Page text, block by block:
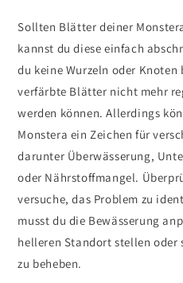
Sollten Blätter deiner
kannst du diese einfach
du keine Wurzeln oder
verfärbte Blätter nicht mehr
werden können. Allerdings
Monstera ein Zeichen für
darunter Überwässerung,
oder Nährstoffmangel.
versuche, das Problem zu
musst du die Bewässerung
helleren Standort stellen oder
zu beheben.